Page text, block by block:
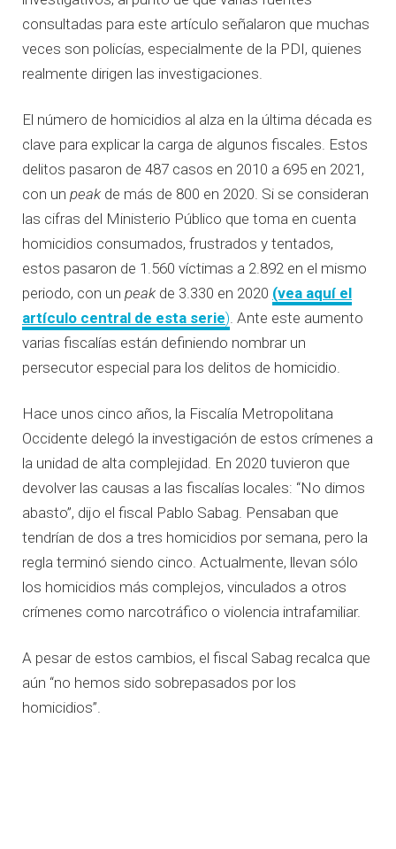
consultadas para este artículo señalaron que muchas
veces son policías, especialmente de la PDI, quienes
realmente dirigen las investigaciones.
El número de homicidios al alza en la última década es
clave para explicar la carga de algunos fiscales. Estos
delitos pasaron de 487 casos en 2010 a 695 en 2021,
con un peak de más de 800 en 2020. Si se consideran
las cifras del Ministerio Público que toma en cuenta
homicidios consumados, frustrados y tentados,
estos pasaron de 1.560 víctimas a 2.892 en el mismo
periodo, con un peak de 3.330 en 2020 (vea aquí el
artículo central de esta serie) . Ante este aumento
varias fiscalías están definiendo nombrar un
persecutor especial para los delitos de homicidio.
Hace unos cinco años, la Fiscalía Metropolitana
Occidente delegó la investigación de estos crímenes a
la unidad de alta complejidad. En 2020 tuvieron que
devolver las causas a las fiscalías locales: “No dimos
abasto”, dijo el fiscal Pablo Sabag. Pensaban que
tendrían de dos a tres homicidios por semana, pero la
regla terminó siendo cinco. Actualmente, llevan sólo
los homicidios más complejos, vinculados a otros
crímenes como narcotráfico o violencia intrafamiliar.
A pesar de estos cambios, el fiscal Sabag recalca que
aún “no hemos sido sobrepasados por los
homicidios”.